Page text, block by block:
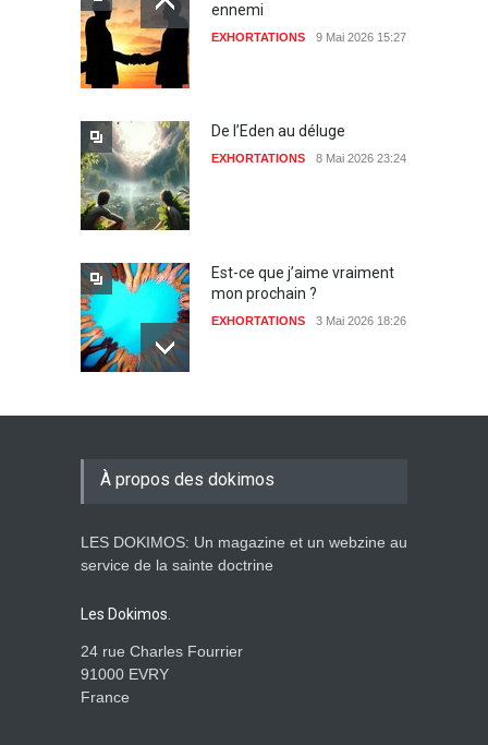
ennemi
EXHORTATIONS 9 Mai 2026 15:27
De l’Eden au déluge
EXHORTATIONS 8 Mai 2026 23:24
Est-ce que j’aime vraiment
mon prochain ?
EXHORTATIONS 3 Mai 2026 18:26
De l'Eden au déluge
Avant la fondation du
À propos des dokimos
LES DOKIMOS: Un magazine et un webzine au
service de la sainte doctrine
Les Dokimos.
24 rue Charles Fourrier
91000 EVRY
France